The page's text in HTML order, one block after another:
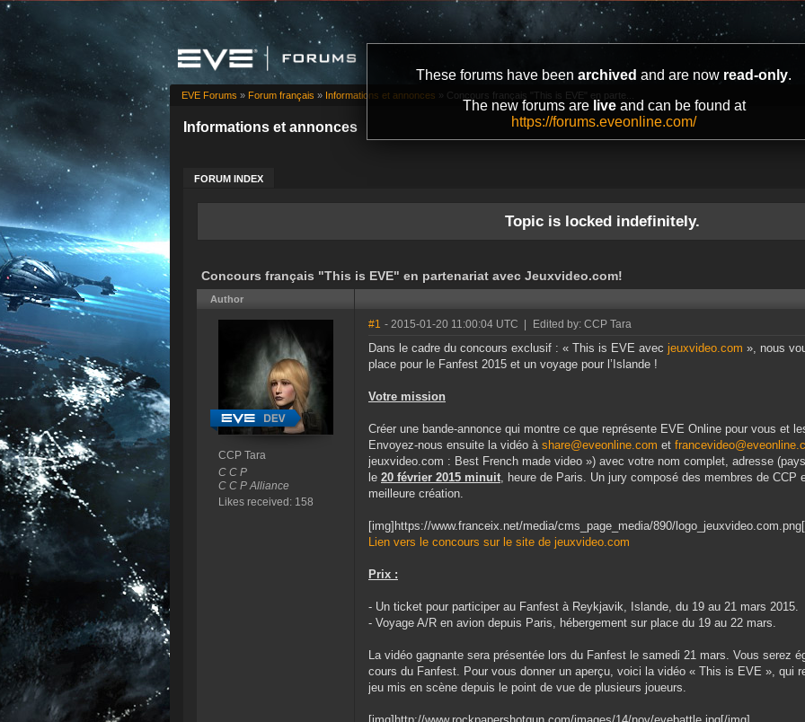
These forums have been archived and are now read-only.
The new forums are liveand can be found at
https://forums.eveonline.com/
Informations et annonces
FORUM INDEX
EVE Forums » Forum français » Informations et annonces » Concours français "This is EVE" en parte...
Topic is locked indefinitely.
Concours français "This is EVE" en partenariat avec Jeuxvideo.com!
Author
CCP Tara
C C P
C C P Alliance
Likes received: 158
#1 - 2015-01-20 11:00:04 UTC Edited by: CCP Tara
Dans le cadre du concours exclusif : « This is EVE avec jeuxvideo.com », nous
place pour le Fanfest 2015 et un voyage pour l’Islande !
Votre mission
Créer une bande-annonce qui montre ce que représente EVE Online pour vous et
Envoyez-nous ensuite la vidéo à share@eveonline.com et
jeuxvideo.com : Best French made video ») avec votre nom complet, adresse
le 20 février 2015 minuit, heure de Paris. Un jury composé des membres de CCP
meilleure création.
[img]https://www.franceix.net/media/cms_page_media/890/
Lien vers le concours sur le site de jeuxvideo.com
Prix :
- Un ticket pour participer au Fanfest à Reykjavik, Islande, du 19 au 21 mars 2015.
- Voyage A/R en avion depuis Paris, hébergement sur place du 19 au 22 mars.
La vidéo gagnante sera présentée lors du Fanfest le samedi 21 mars. Vous serez
cours du Fanfest. Pour vous donner un aperçu, voici la vidéo « This is EVE », qui
jeu mis en scène depuis le point de vue de plusieurs joueurs.